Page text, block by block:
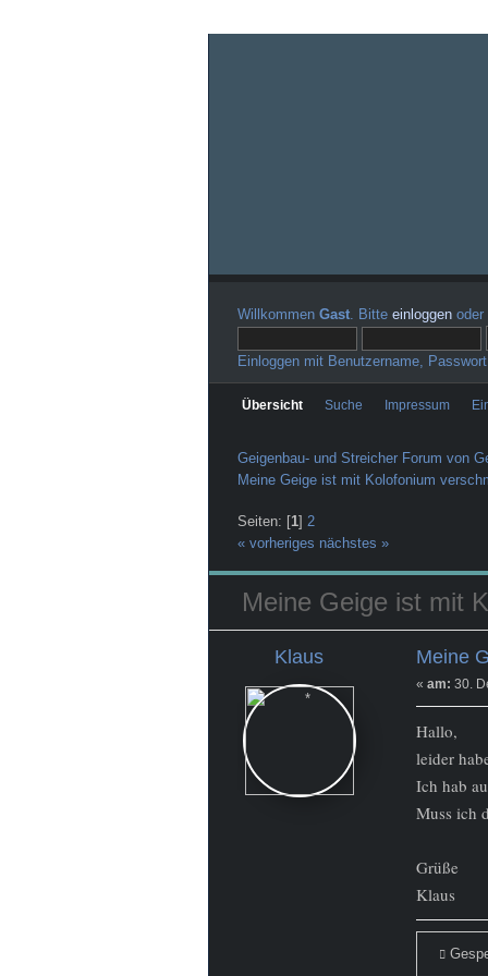
Willkommen Gast . Bitte einloggen oder
Einloggen mit Benutzername,
Übersicht Suche Impressum
Geigenbau- und Streicher Forum von
Meine Geige ist mit Kolofonium
Seiten: [1] 2
« vorheriges nächstes »
Meine Geige ist mit
Newbie
Klaus Meine
« am: 30.
Hallo,
leider
Ich hab
Muss ich
Grüße
Klaus